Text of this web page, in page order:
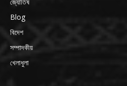
Blog
বিদেশ
সম্পাদকীয়
খেলাধুলা